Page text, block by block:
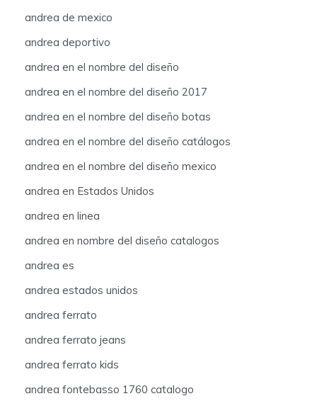
andrea de mexico
andrea deportivo
andrea en el nombre del diseño
andrea en el nombre del diseño 2017
andrea en el nombre del diseño botas
andrea en el nombre del diseño catálogos
andrea en el nombre del diseño mexico
andrea en Estados Unidos
andrea en linea
andrea en nombre del diseño catalogos
andrea es
andrea estados unidos
andrea ferrato
andrea ferrato jeans
andrea ferrato kids
andrea fontebasso 1760 catalogo